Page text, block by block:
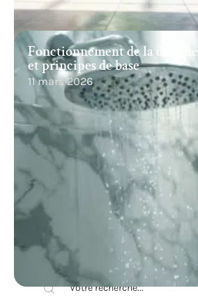
Fonctionnement de la
et principes de base
11 mars 2026
Recherche